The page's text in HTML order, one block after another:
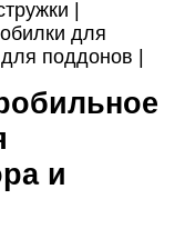
|
для
поддонов |
и